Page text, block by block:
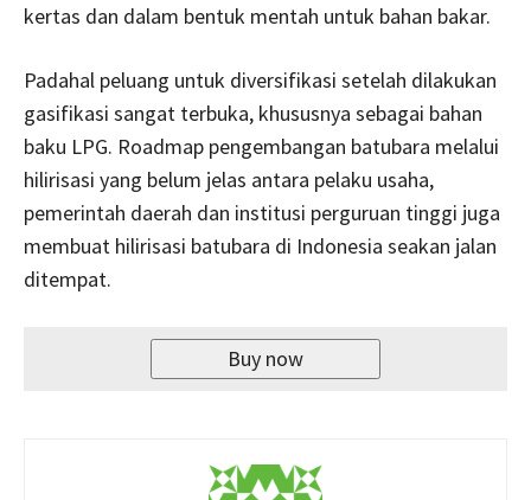
kertas dan dalam bentuk mentah untuk bahan bakar.
Padahal peluang untuk diversifikasi setelah dilakukan
gasifikasi sangat terbuka, khususnya sebagai bahan
baku LPG. Roadmap pengembangan batubara melalui
hilirisasi yang belum jelas antara pelaku usaha,
pemerintah daerah dan institusi perguruan tinggi juga
membuat hilirisasi batubara di Indonesia seakan jalan
ditempat.
Buy now